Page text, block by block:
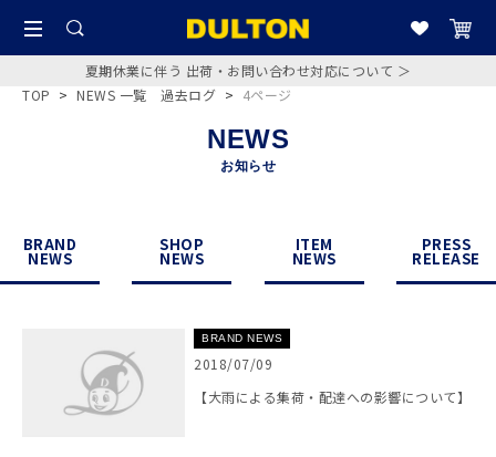
夏期休業に伴う 出荷・お問い合わせ対応について ＞
TOP > NEWS 一覧 過去ログ > 4ページ
NEWS
お知らせ
BRAND
NEWS
SHOP
NEWS
ITEM
NEWS
PRESS
RELEASE
BRAND NEWS
2018/07/09
【大雨による集荷・配達への影響について】